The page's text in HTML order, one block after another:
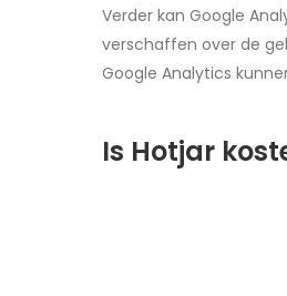
Verder kan Google
verschaffen over de
Google Analytics
Is Hotjar